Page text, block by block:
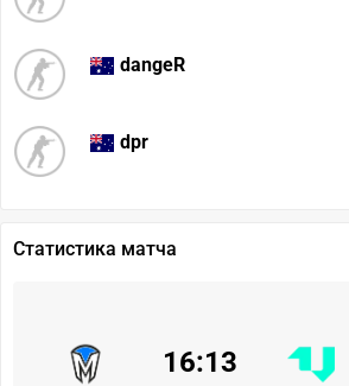
dangeR
dpr
Статистика матча
16:13